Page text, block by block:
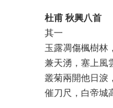
杜甫 秋興八首
其一
玉露凋傷楓樹林
兼天湧，塞上風
叢菊兩開他日淚
催刀尺，白帝城